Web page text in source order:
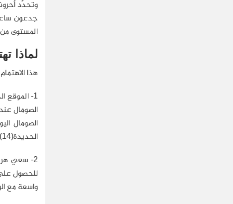
جدعون
المستوى من
لماذا
هذا
1- الموقع
الصومال
الحديدة(14)، وتنظر تل أبيب إلى هذا الموقع على أنه قد يكون عاملًا حاسمًا في أي مواجهة مقبلة مع الحوثيين.
2- سعي
للحصول على
واسعة مع